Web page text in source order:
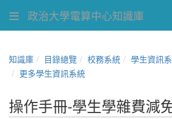
政治大學電算中心知識庫
知識庫 目錄總覽 校務系統
學生資訊
更多學生資訊系統
操作手冊-學生學雜費減